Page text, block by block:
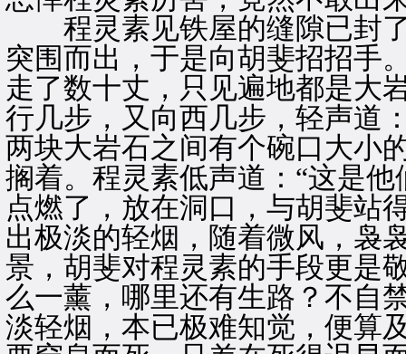
程灵素见铁屋的缝隙已封了
突围而出，于是向胡斐招招手
走了数十丈，只见遍地都是大
行几步，又向西几步，轻声道
两块大岩石之间有个碗口大小
搁着。程灵素低声道：“这是
点燃了，放在洞口，与胡斐站
出极淡的轻烟，随着微风，袅
景，胡斐对程灵素的手段更是
么一薰，哪里还有生路？不自
淡轻烟，本已极难知觉，便算